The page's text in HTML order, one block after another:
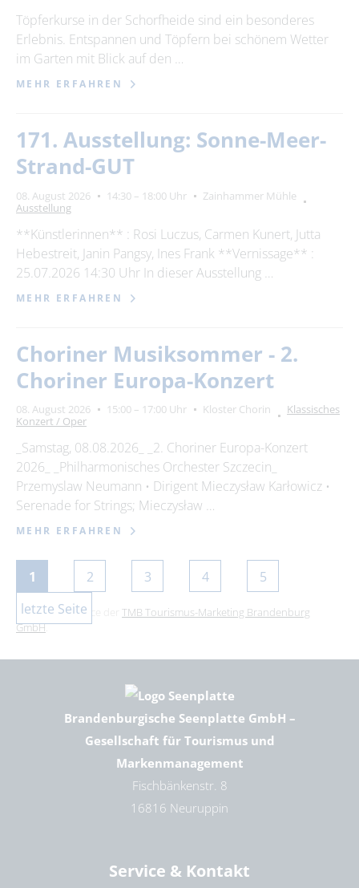
Töpferkurse in der Schorfheide sind ein besonderes
Erlebnis. Entspannen und Töpfern bei schönem Wetter
im Garten mit Blick auf den …
MEHR ERFAHREN
171. Ausstellung: Sonne-Meer-
Strand-GUT
08. August 2026 14:30 – 18:00 Uhr
Zainhammer Mühle
Ausstellung
**Künstlerinnen** : Rosi Luczus, Carmen Kunert, Jutta
Hebestreit, Janin Pangsy, Ines Frank **Vernissage** :
25.07.2026 14:30 Uhr In dieser Ausstellung …
MEHR ERFAHREN
Choriner Musiksommer - 2.
Choriner Europa-Konzert
08. August 2026 15:00 – 17:00 Uhr Kloster Chorin
Klassisches
Konzert / Oper
_Samstag, 08.08.2026_ _2. Choriner Europa-Konzert
2026_ _Philharmonisches Orchester Szczecin_
Przemyslaw Neumann • Dirigent Mieczysław Karłowicz •
Serenade for Strings; Mieczysław …
MEHR ERFAHREN
1 2 3 4
5
letzte Seite
Dies ist ein Service der TMB Tourismus-Marketing Brandenburg
GmbH.
Brandenburgische Seenplatte GmbH –
Gesellschaft für Tourismus und
Markenmanagement
Fischbänkenstr. 8
16816 Neuruppin
Service & Kontakt